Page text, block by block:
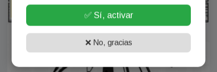
✅ Sí, activar
❌ No, gracias